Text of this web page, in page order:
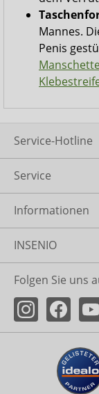
Mannes.
Penis
Service-Hotline
Service
Informationen
INSENIO
Folgen Sie uns